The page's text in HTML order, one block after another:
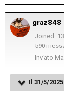
graz848
Joined:
590
Inviato
Il 31/5/